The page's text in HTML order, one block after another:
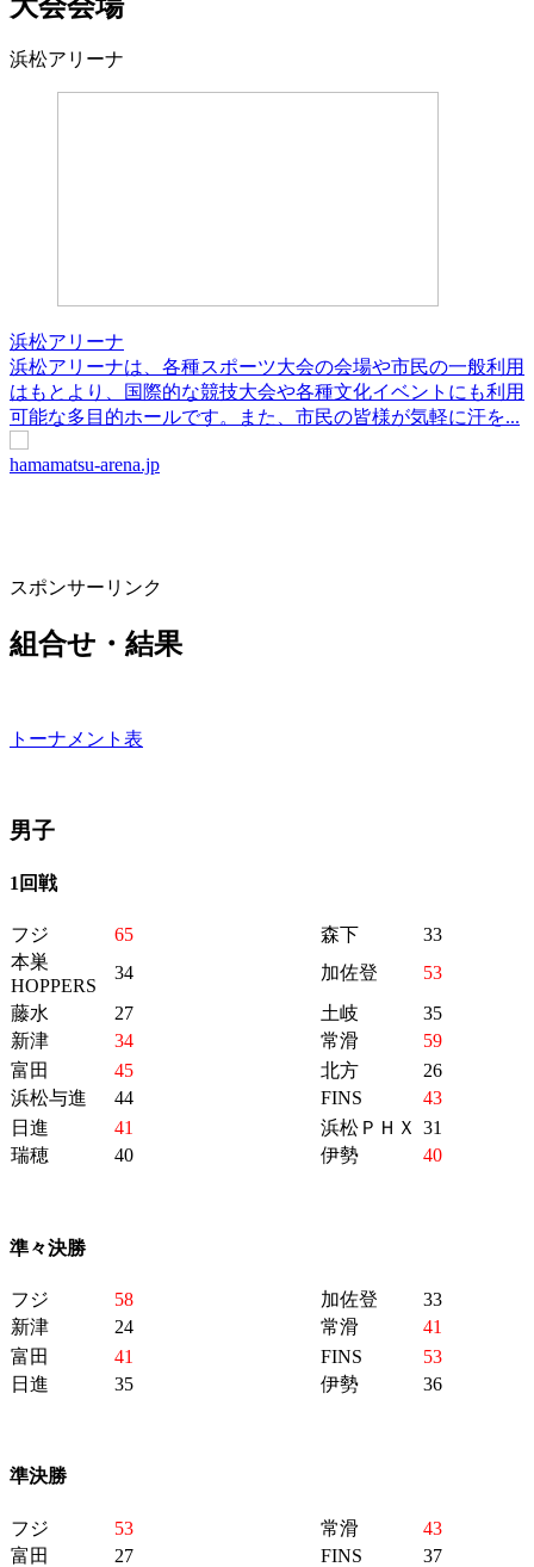
浜松アリーナ
浜松アリーナ
浜松アリーナは、各種スポーツ大会の会場や市民の一般利用
はもとより、国際的な競技大会や各種文化イベントにも利用
可能な多目的ホールです。また、市民の皆様が気軽に汗を...
hamamatsu-arena.jp
スポンサーリンク
組合せ・結果
トーナメント表
男子
1回戦
フジ 65 森下
33
本巣
HOPPERS
34 加佐登
53
藤水
27 土岐
35
新津
34 常滑
59
富田
45 北方
26
浜松与進
44 FINS
43
日進
41 浜松ＰＨＸ 31
瑞穂
40 伊勢 40
準々決勝
フジ 58 加佐登
33
新津
24 常滑
41
富田
41 FINS
53
日進
35 伊勢 36
準決勝
フジ 53 常滑
43
富田
27 FINS 37